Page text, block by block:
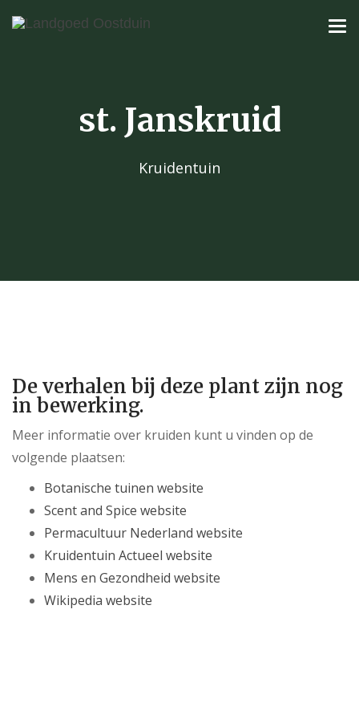
st. Janskruid
Kruidentuin
De verhalen bij deze plant zijn nog
in bewerking.
Meer informatie over kruiden kunt u vinden op de
volgende plaatsen:
Botanische tuinen website
Scent and Spice website
Permacultuur Nederland website
Kruidentuin Actueel website
Mens en Gezondheid website
Wikipedia website